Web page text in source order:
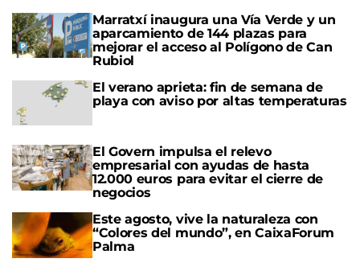
Marratxí inaugura una Vía Verde y un
aparcamiento de 144 plazas para
mejorar el acceso al Polígono de Can
Rubiol
El verano aprieta: fin de semana de
playa con aviso por altas temperaturas
El Govern impulsa el relevo
empresarial con ayudas de hasta
12.000 euros para evitar el cierre de
negocios
Este agosto, vive la naturaleza con
“Colores del mundo”, en CaixaForum
Palma